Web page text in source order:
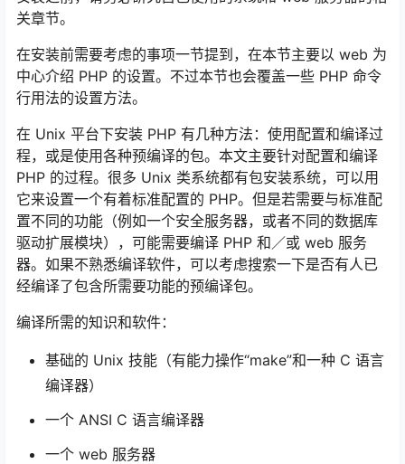
关章节。
在安装前需要考虑的事项一节提到，在本节主要以 web 为
中心介绍 PHP 的设置。不过本节也会覆盖一些 PHP 命令
行用法的设置方法。
在 Unix 平台下安装 PHP 有几种方法：使用配置和编译过
程，或是使用各种预编译的包。本文主要针对配置和编译
PHP 的过程。很多 Unix 类系统都有包安装系统，可以用
它来设置一个有着标准配置的 PHP。但是若需要与标准配
置不同的功能（例如一个安全服务器，或者不同的数据库
驱动扩展模块），可能需要编译 PHP 和／或 web 服务
器。如果不熟悉编译软件，可以考虑搜索一下是否有人已
经编译了包含所需要功能的预编译包。
编译所需的知识和软件：
基础的 Unix 技能（有能力操作“make”和一种 C 语言
编译器）
一个 ANSI C 语言编译器
一个 web 服务器